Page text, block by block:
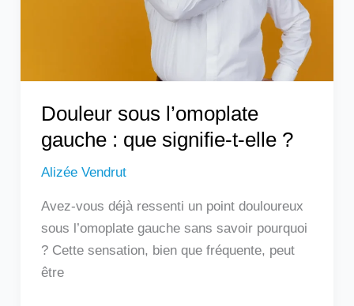
Douleur sous l’omoplate
gauche : que signifie-t-elle ?
Alizée Vendrut
Avez-vous déjà ressenti un point douloureux
sous l’omoplate gauche sans savoir pourquoi
? Cette sensation, bien que fréquente, peut
être
?